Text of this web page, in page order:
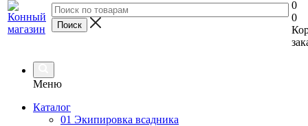
0
0
Меню
Каталог
01 Экипировка всадника